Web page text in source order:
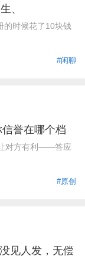
、
的时候花了10块钱
#闲聊
誉在哪个档
对方有利——答应
#原创
见人发，无偿